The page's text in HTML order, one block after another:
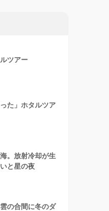
ツアー
た」ホタルツア
。放射冷却が生
と星の夜
の合間に冬のダ